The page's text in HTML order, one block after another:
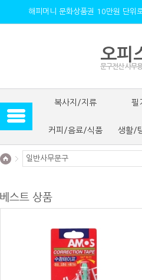
해피머니 문화상품권 10만원 단위
오피
문구전산 사무
복사지/지류 필
커피/음료/식품 생활/
일반사무문구